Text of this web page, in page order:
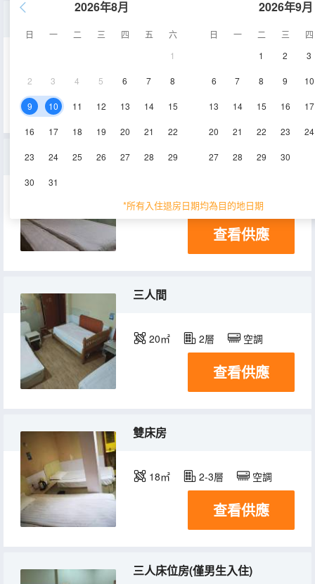
2026年8月
日 一 二 三 四 五
六
1
2 3 4 5 6 7 8
9 10 11 12 13 14 15
16 17 18 19 20 21 22
23 24 25 26 27 28 29
30 31
2026年9月
日 一 二 三
四
1
2 3
6 7 8 9 10
13 14 15 16 17
20 21 22 23 24
27 28 29 30
*所有入住退房日期均為目的地日期
空調
單人房（公共衞浴）
15㎡ 2-3層
查看供應
三人間
20㎡ 2層 空調
查看供應
雙床房
18㎡ 2-3層 空調
查看供應
三人床位房(僅男生入住)